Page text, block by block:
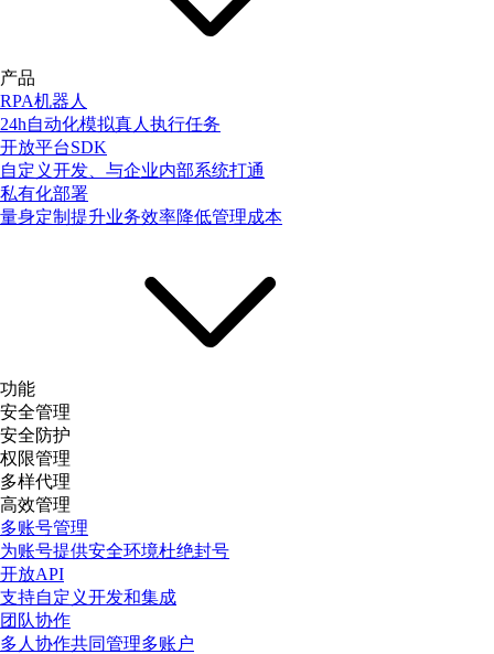
产品
RPA机器人
24h自动化模拟真人执行任务
开放平台SDK
自定义开发、与企业内部系统打通
私有化部署
量身定制提升业务效率降低管理成本
功能
安全管理
安全防护
权限管理
多样代理
高效管理
多账号管理
为账号提供安全环境杜绝封号
开放API
支持自定义开发和集成
团队协作
多人协作共同管理多账户